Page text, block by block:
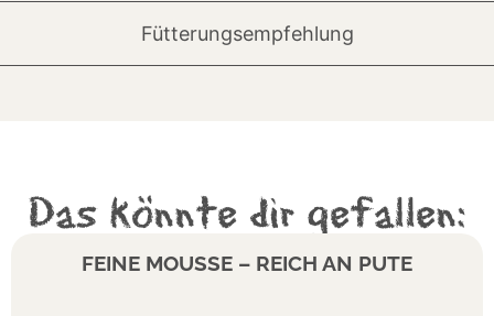
Fütterungsempfehlung
Das könnte dir gefallen:
FEINE MOUSSE – REICH AN PUTE